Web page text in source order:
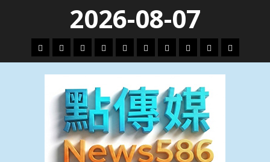
content
2026-08-07
頭
條
財
經
地
方.
會
文
教.
技
專
題
娛
樂
劇
政
治
國
際
運
動
生
活